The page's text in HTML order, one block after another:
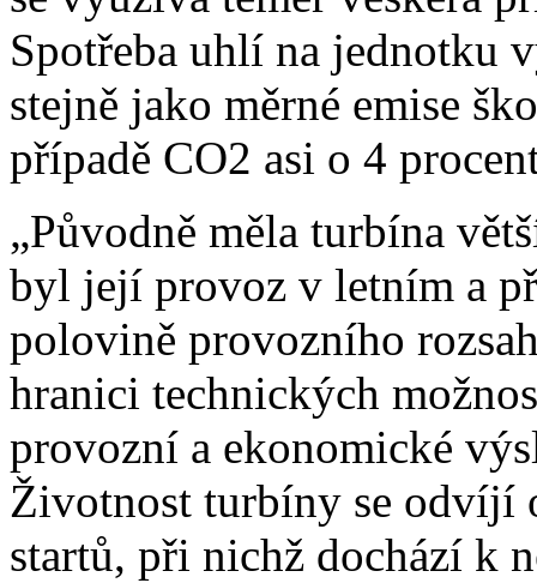
Spotřeba uhlí na jednotku
stejně jako měrné emise
případě CO2 asi o 4
„Původně měla turbína
byl její provoz v letním a
polovině provozního
hranici technických
provozní a ekonomické
Životnost turbíny se odvíjí
startů, při nichž dochází k